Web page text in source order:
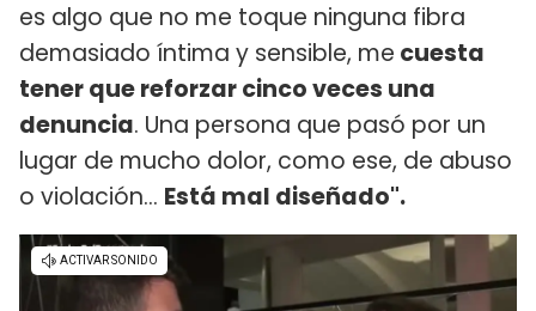
es algo que no me toque ninguna fibra
demasiado íntima y sensible, me cuesta
tener que reforzar cinco veces una
denuncia. Una persona que pasó por un
lugar de mucho dolor, como ese, de abuso
o violación… Está mal diseñado".